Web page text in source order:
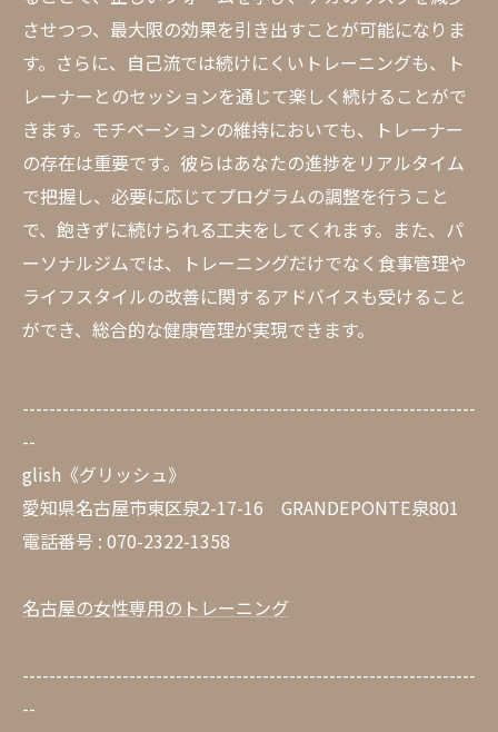
させつつ、最大限の効果を引き出すことが可能になりま
す。さらに、自己流では続けにくいトレーニングも、ト
レーナーとのセッションを通じて楽しく続けることがで
きます。モチベーションの維持においても、トレーナー
の存在は重要です。彼らはあなたの進捗をリアルタイム
で把握し、必要に応じてプログラムの調整を行うこと
で、飽きずに続けられる工夫をしてくれます。また、パ
ーソナルジムでは、トレーニングだけでなく食事管理や
ライフスタイルの改善に関するアドバイスも受けること
ができ、総合的な健康管理が実現できます。
--------------------------------------------------------------------
--
glish《グリッシュ》
愛知県名古屋市東区泉2-17-16 GRANDEPONTE泉801
電話番号 : 070-2322-1358
名古屋の女性専用のトレーニング
--------------------------------------------------------------------
--